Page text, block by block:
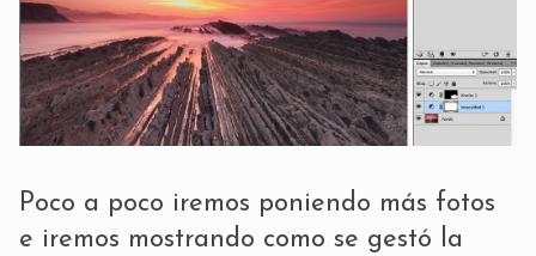
Poco a poco iremos poniendo más fotos
e iremos mostrando como se gestó la